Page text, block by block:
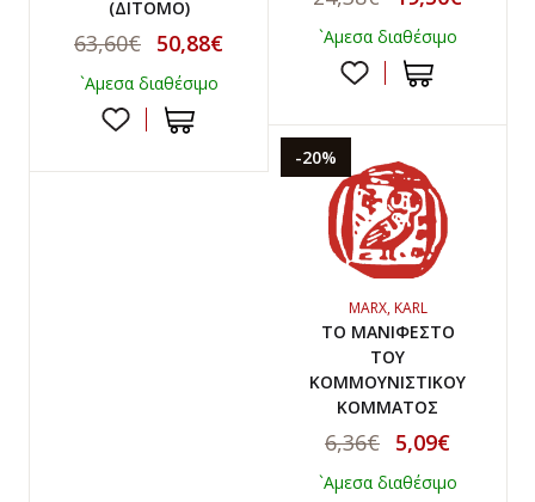
(ΔΙΤΟΜΟ)
63,60€ 50,88€
`Αμεσα διαθέσιμο
`Αμεσα διαθέσιμο
-20%
MARX, KARL
ΤΟ ΜΑΝΙΦΕΣΤΟ
ΤΟΥ
ΚΟΜΜΟΥΝΙΣΤΙΚΟΥ
ΚΟΜΜΑΤΟΣ
6,36€ 5,09€
`Αμεσα διαθέσιμο